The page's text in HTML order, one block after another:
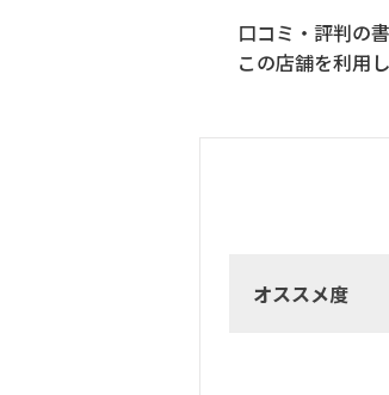
口コミ・評判の書
この店舗を利用し
オススメ度